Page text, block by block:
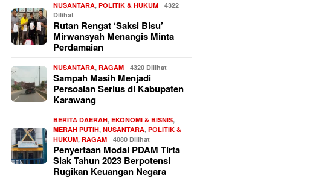
NUSANTARA,POLITIK & HUKUM
4322
Dilihat
Rutan Rengat ‘Saksi Bisu’
Mirwansyah Menangis Minta
Perdamaian
NUSANTARA,RAGAM 4320 Dilihat
Sampah Masih Menjadi
Persoalan Serius di Kabupaten
Karawang
BERITA DAERAH,EKONOMI & BISNIS,
MERAH PUTIH,NUSANTARA,POLITIK &
HUKUM,RAGAM 4080 Dilihat
Penyertaan Modal PDAM Tirta
Siak Tahun 2023 Berpotensi
Rugikan Keuangan Negara